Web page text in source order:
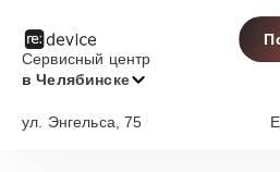
Сервисный центр
в Челябинске
ул. Энгельса, 75